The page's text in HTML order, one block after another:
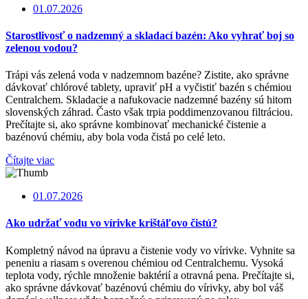
01.07.2026
Starostlivosť o nadzemný a skladací bazén: Ako vyhrať boj so
zelenou vodou?
Trápi vás zelená voda v nadzemnom bazéne? Zistite, ako správne
dávkovať chlórové tablety, upraviť pH a vyčistiť bazén s chémiou
Centralchem. Skladacie a nafukovacie nadzemné bazény sú hitom
slovenských záhrad. Často však trpia poddimenzovanou filtráciou.
Prečítajte si, ako správne kombinovať mechanické čistenie a
bazénovú chémiu, aby bola voda čistá po celé leto.
Čítajte viac
01.07.2026
Ako udržať vodu vo vírivke krištáľovo čistú?
Kompletný návod na úpravu a čistenie vody vo vírivke. Vyhnite sa
peneniu a riasam s overenou chémiou od Centralchemu. Vysoká
teplota vody, rýchle množenie baktérií a otravná pena. Prečítajte si,
ako správne dávkovať bazénovú chémiu do vírivky, aby bol váš